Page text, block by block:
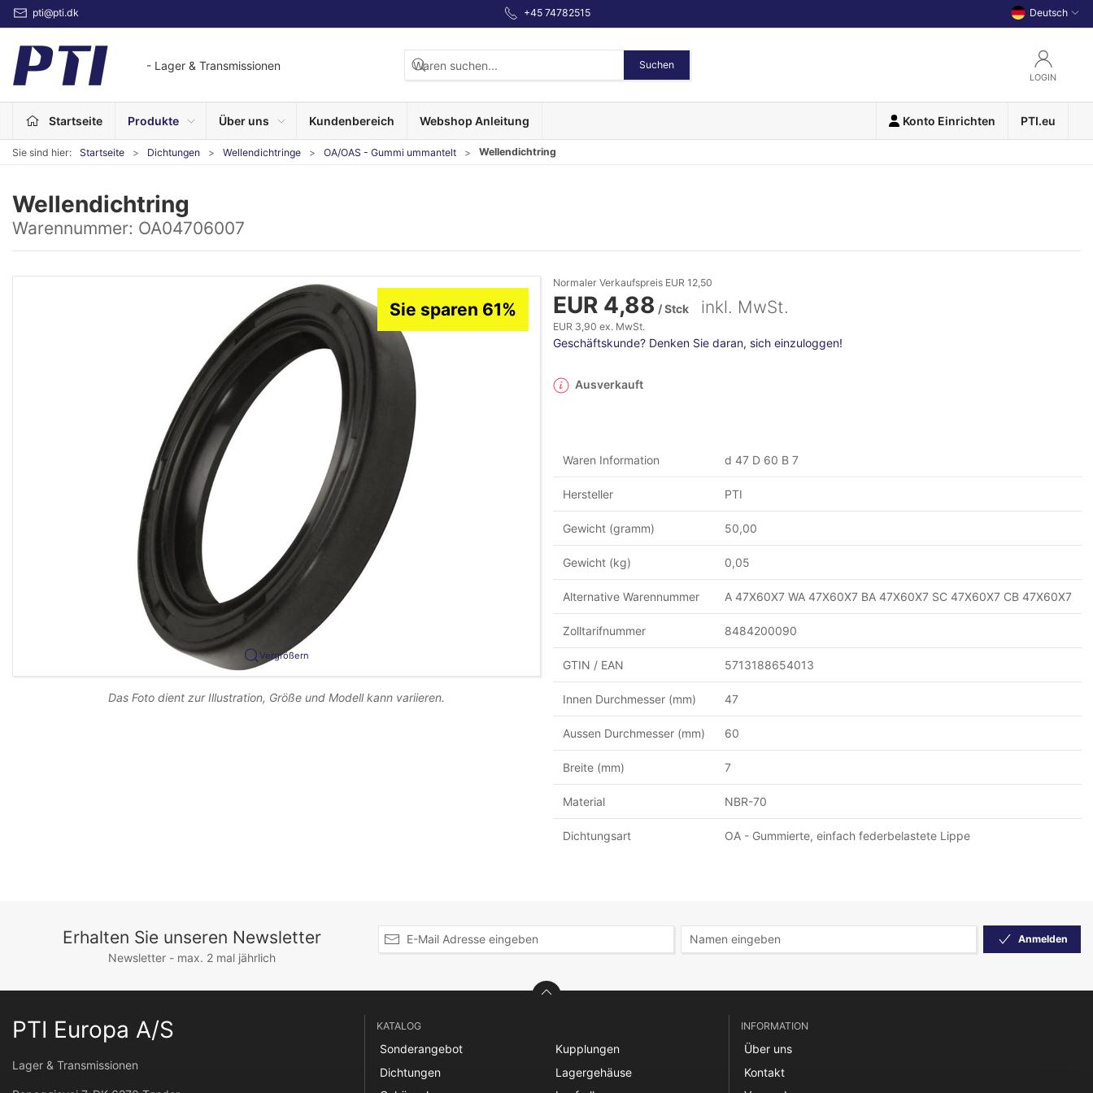
pti@pti.dk +45 74782515 Deutsch
- Lager & Transmissionen Suchen
LOGIN
Startseite Produkte Über uns Kundenbereich Webshop Anleitung Konto Einrichten PTI.eu
Sie sind hier: Startseite Dichtungen Wellendichtringe OA/OAS - Gummi ummantelt Wellendichtring
Wellendichtring
Warennummer: OA04706007
Vergrößern
Sie sparen 61%
Das Foto dient zur Illustration, Größe und Modell kann variieren.
Normaler Verkaufspreis EUR 12,50
EUR 4,88 / Stck inkl. MwSt.
EUR 3,90 ex. MwSt.
Geschäftskunde? Denken Sie daran, sich einzuloggen!
Ausverkauft
Waren Information d 47 D 60 B 7
Hersteller PTI
Gewicht (gramm) 50,00
Gewicht (kg) 0,05
Alternative Warennummer A 47X60X7 WA 47X60X7 BA 47X60X7 SC 47X60X7 CB 47X60X7
Zolltarifnummer 8484200090
GTIN / EAN 5713188654013
Innen Durchmesser (mm) 47
Aussen Durchmesser (mm) 60
Breite (mm) 7
Material NBR-70
Dichtungsart OA - Gummierte, einfach federbelastete Lippe
Erhalten Sie unseren Newsletter
Newsletter - max. 2 mal jährlich
Anmelden
PTI Europa A/S
Lager & Transmissionen
KATALOG
Sonderangebot
Dichtungen
Kupplungen
Lagergehäuse
INFORMATION
Über uns
Kontakt